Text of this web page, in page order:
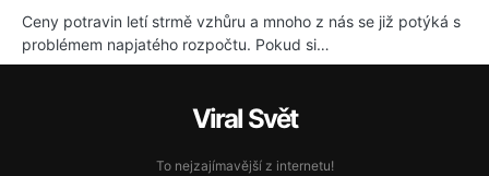
Ceny potravin letí strmě vzhůru a mnoho z nás se již potýká s
problémem napjatého rozpočtu. Pokud si…
Viral Svět
To nejzajímavější z internetu!